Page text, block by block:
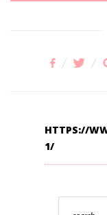
HTTPS://
1/